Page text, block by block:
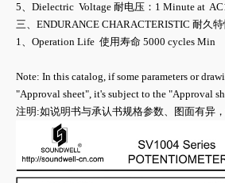
5、Dielectric Voltage 耐电压：1 Minute at
三、ENDURANCE CHARACTERISTIC 耐久特
1、Operation Life 使用寿命 5000 cycles Min
Note: In this catalog, if some parameters or
"Approval sheet", it's subject to the "Approval
注明:如说明书与承认书规格参数、图面有异